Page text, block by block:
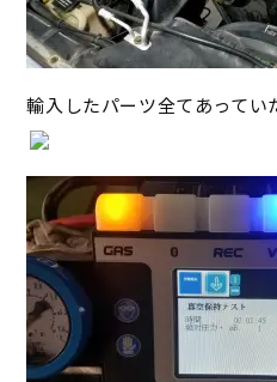
輸入したパーツ全てあってい